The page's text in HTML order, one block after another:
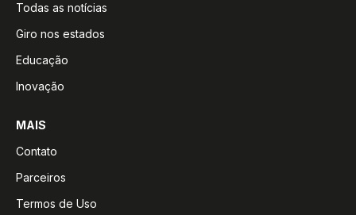
Todas as notícias
Giro nos estados
Educação
Inovação
MAIS
Contato
Parceiros
Termos de Uso